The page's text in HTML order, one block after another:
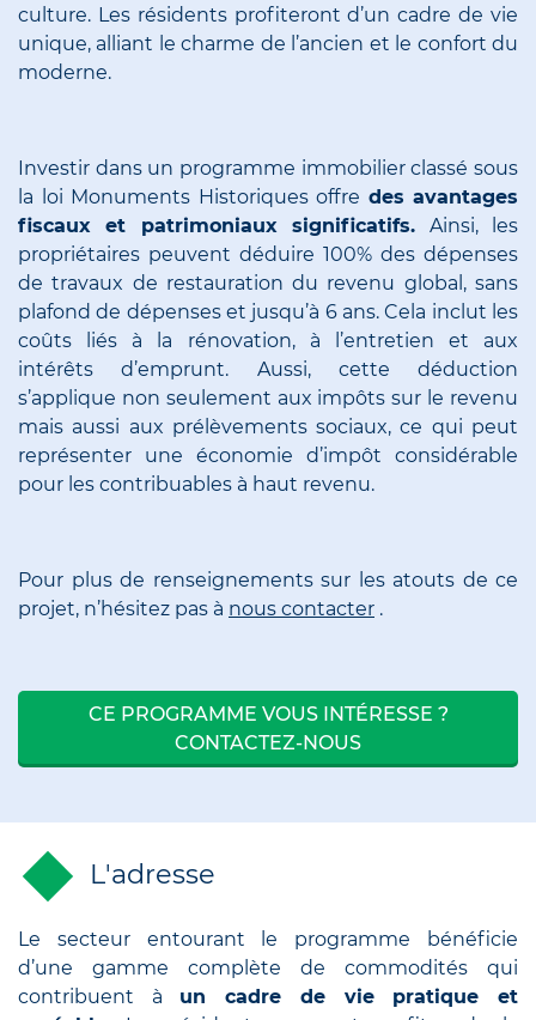
culture. Les résidents profiteront d’un cadre de vie
unique, alliant le charme de l’ancien et le confort du
moderne.
Investir dans un programme immobilier classé sous
la loi Monuments Historiques offre des avantages
fiscaux et patrimoniaux significatifs. Ainsi, les
propriétaires peuvent déduire 100% des dépenses
de travaux de restauration du revenu global, sans
plafond de dépenses et jusqu’à 6 ans. Cela inclut les
coûts liés à la rénovation, à l’entretien et aux
intérêts d’emprunt. Aussi, cette déduction
s’applique non seulement aux impôts sur le revenu
mais aussi aux prélèvements sociaux, ce qui peut
représenter une économie d’impôt considérable
pour les contribuables à haut revenu.
Pour plus de renseignements sur les atouts de ce
projet, n’hésitez pas à nous contacter .
CE PROGRAMME VOUS INTÉRESSE ?
CONTACTEZ-NOUS
L'adresse
Le secteur entourant le programme bénéficie
d’une gamme complète de commodités qui
contribuent à un cadre de vie pratique et